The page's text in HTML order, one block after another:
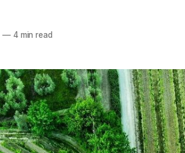
—4 min read